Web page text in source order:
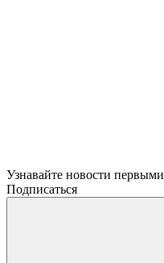
Узнавайте новости первыми
Подписаться